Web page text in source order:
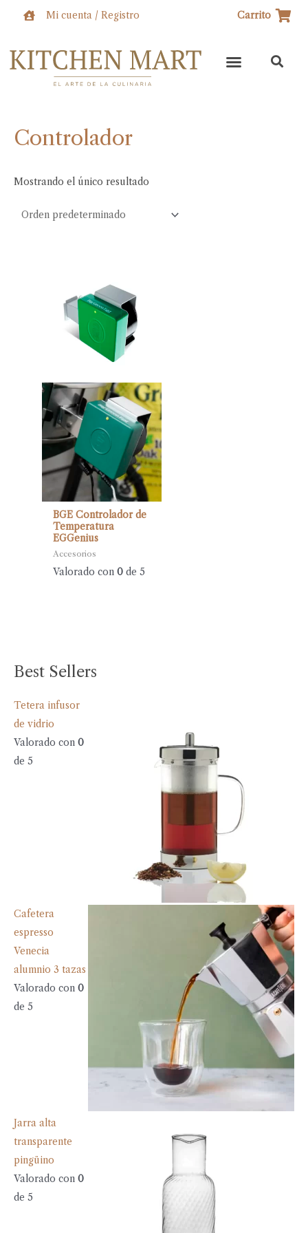
Mi cuenta / Registro Carrito
Controlador
Mostrando el único resultado
BGE Controlador de
Temperatura
EGGenius
Accesorios
Valorado con0 de 5
Best Sellers
Tetera infusor
de vidrio
Valorado con 0
de 5
Cafetera
espresso
Venecia
alumnio 3 tazas
Valorado con 0
de 5
Jarra alta
transparente
pingüino
Valorado con 0
de 5